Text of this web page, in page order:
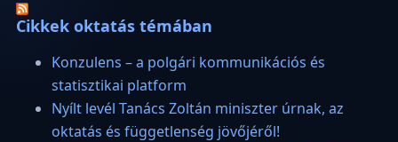
Cikkek oktatás témában
Konzulens – a polgári kommunikációs és
statisztikai platform
Nyílt levél Tanács Zoltán miniszter úrnak, az
oktatás és függetlenség jövőjéről!